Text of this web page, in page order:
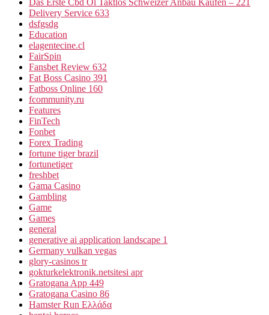
Das Erste Cbd Öl Taktlos Schweizer Anbau Kaufen – 221
Delivery Service 633
dsfgsdg
Education
elagentecine.cl
FairSpin
Fansbet Review 632
Fat Boss Casino 391
Fatboss Online 160
fcommunity.ru
Features
FinTech
Fonbet
Forex Trading
fortune tiger brazil
fortunetiger
freshbet
Gama Casino
Gambling
Game
Games
general
generative ai application landscape 1
Germany vulkan vegas
glory-casinos tr
gokturkelektronik.netsitesi apr
Gratogana App 449
Gratogana Casino 86
Hamster Run Ελλάδα